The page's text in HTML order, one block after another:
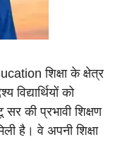
शिक्षा के क्षेत्र
को
सर की प्रभावी शिक्षण
है। वे अपनी शिक्षा